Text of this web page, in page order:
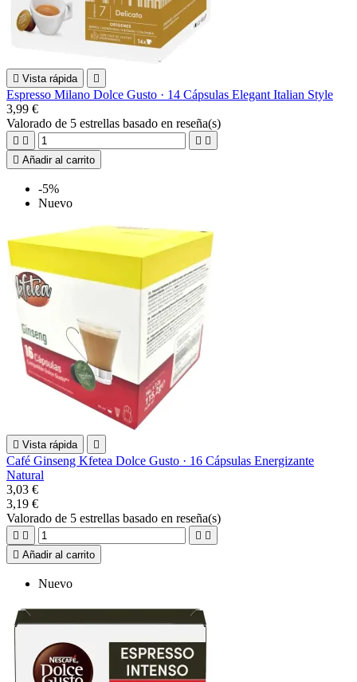
 Vista rápida 
Espresso Milano Dolce Gusto · 14 Cápsulas Elegant Italian Style
3,99 €
Valorado de 5 estrellas basado en reseña(s)
   
 Añadir al carrito
-5%
Nuevo
 Vista rápida 
Café Ginseng Kfetea Dolce Gusto · 16 Cápsulas Energizante
Natural
3,03 €
3,19 €
Valorado de 5 estrellas basado en reseña(s)
   
 Añadir al carrito
Nuevo